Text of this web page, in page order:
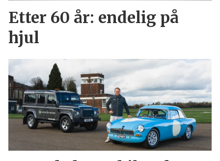
Etter 60 år: endelig på
hjul